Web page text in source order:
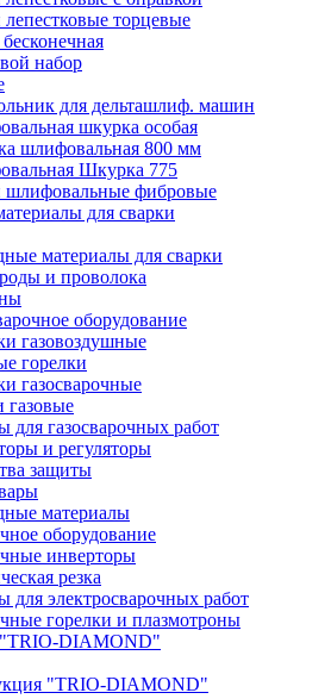
торцевые
набор
для дельташлиф. машин
шкурка особая
шлифовальная 800 мм
Шкурка 775
шлифовальные фибровые
для сварки
материалы для сварки
и проволока
оборудование
газовоздушные
горелки
газосварочные
газовые
для газосварочных работ
и регуляторы
защиты
материалы
оборудование
инверторы
резка
для электросварочных работ
горелки и плазмотроны
DIAMOND"
"TRIO-DIAMOND"